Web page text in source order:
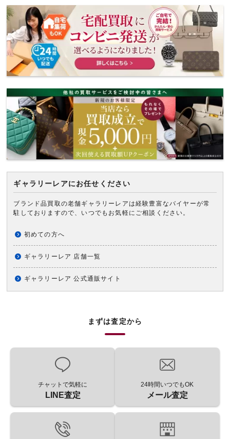
ギャラリーレアにお任せください
ブランド品買取の老舗ギャラリーレアは経験豊富なバイヤーが常
駐しておりますので、いつでもお気軽にご相談ください。
初めての方へ
ギャラリーレア 店舗一覧
ギャラリーレア 公式通販サイト
まずは査定から
チャットで気軽に
LINE査定
24時間いつでもOK
メール査定